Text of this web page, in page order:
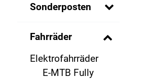
Sonderposten
Fahrräder
Elektrofahrräder
E-MTB Fully